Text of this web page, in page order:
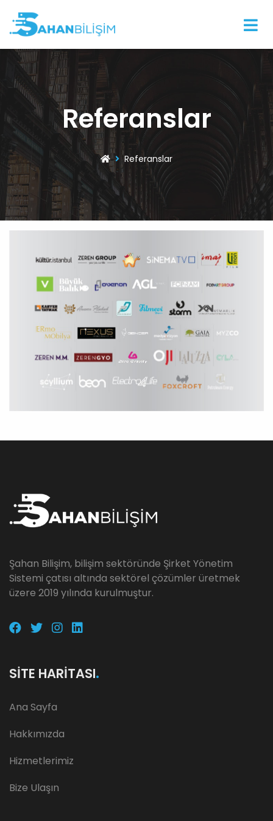
Referanslar
Referanslar
Şahan Bilişim, bilişim sektöründe Şirket Yönetim
Sistemi çatısı altında sektörel çözümler üretmek
üzere 2019 yılında kurulmuştur.
SITE HARITASI
Ana Sayfa
Hakkımızda
Hizmetlerimiz
Bize Ulaşın